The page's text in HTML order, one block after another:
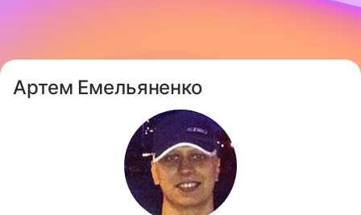
Артем Емельяненко